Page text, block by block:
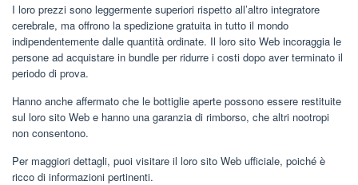
I loro prezzi sono leggermente superiori rispetto all’altro integratore
cerebrale, ma offrono la spedizione gratuita in tutto il mondo
indipendentemente dalle quantità ordinate. Il loro sito Web incoraggia le
persone ad acquistare in bundle per ridurre i costi dopo aver terminato il
periodo di prova.
Hanno anche affermato che le bottiglie aperte possono essere restituite
sul loro sito Web e hanno una garanzia di rimborso, che altri nootropi
non consentono.
Per maggiori dettagli, puoi visitare il loro sito Web ufficiale, poiché è
ricco di informazioni pertinenti.